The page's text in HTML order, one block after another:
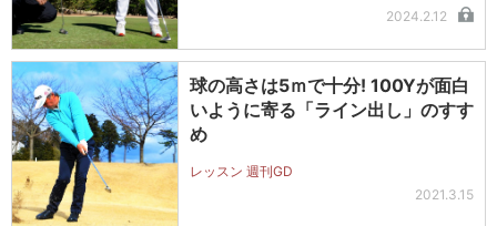
2024.2.12
球の高さは5ｍで十分! 100Yが面白
いように寄る「ライン出し」のすす
め
レッスン 週刊GD
2021.3.15